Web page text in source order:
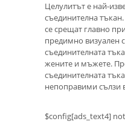
Целулитът е най-
съединителна
се срещат главно
предимно визуален
съединителната
жените и мъжете.
съединителната
непоправими сълзи
$config[ads_text4]